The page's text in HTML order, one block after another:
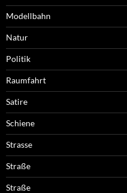
Modellbahn
Natur
Politik
Raumfahrt
Satire
Schiene
Strasse
Straße
Straße